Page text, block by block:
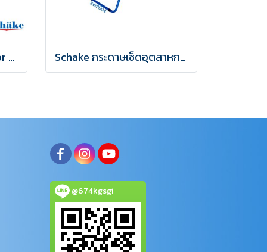
1 Drums spill pallet Floor Bund Schake กระดาษเช็ดอุตสาหกรรม wiper SWP004
@674kgsgi